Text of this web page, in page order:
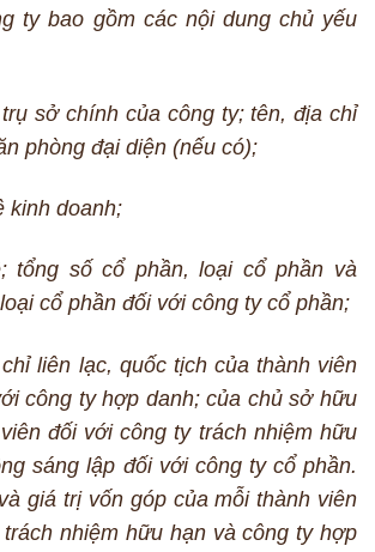
ty bao gồm các nội dung chủ yếu
sở chính của công ty; tên, địa chỉ
phòng đại diện (nếu có);
kinh doanh;
tổng số cổ phần, loại cổ phần và
cổ phần đối với công ty cổ phần;
liên lạc, quốc tịch của thành viên
công ty hợp danh; của chủ sở hữu
đối với công ty trách nhiệm hữu
sáng lập đối với công ty cổ phần.
giá trị vốn góp của mỗi thành viên
nhiệm hữu hạn và công ty hợp